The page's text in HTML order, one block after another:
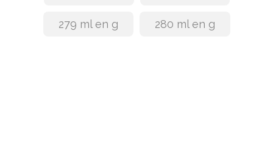
279 ml en g 280 ml en g